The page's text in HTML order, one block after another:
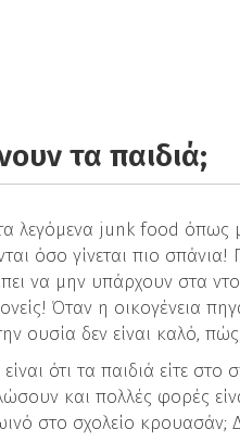
τα παιδιά;
λεγόμενα junk food όπως
όσο γίνεται πιο
να μην υπάρχουν στα
Όταν η οικογένεια
ουσία δεν είναι καλό,
ότι τα παιδιά είτε στο
και πολλές φορές
στο σχολείο κρουασάν;